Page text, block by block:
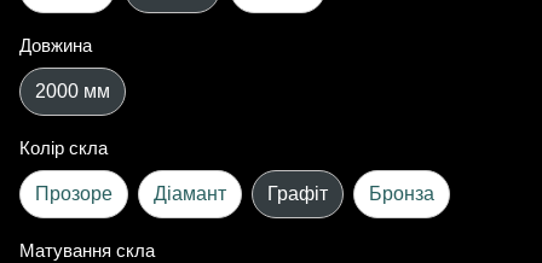
Довжина
2000 мм
Колір скла
Прозоре Діамант Графіт Бронза
Матування скла